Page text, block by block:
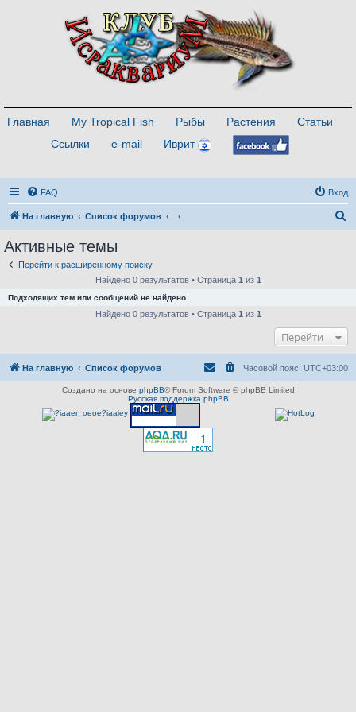
Главная My Tropical Fish Рыбы Растения
Статьи
Ссылки
e-mail Иврит
FAQ Вход
На главную Список форумов
Активные темы
Перейти к расширенному поиску
Найдено 0 результатов • Страница 1 из 1
Подходящих тем или сообщений не найдено.
Найдено 0 результатов • Страница 1 из 1
Перейти
На главную Список форумов Часовой пояс: UTC+03:00
Создано на основе phpBB® Forum Software © phpBB Limited
Русская поддержка phpBB